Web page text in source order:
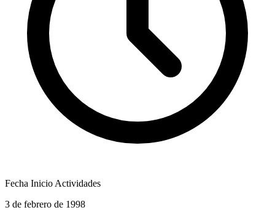
Fecha Inicio Actividades
3 de febrero de 1998